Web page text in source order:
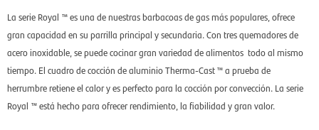
La serie Royal ™ es una de nuestras barbacoas de gas más populares, ofrece
gran capacidad en su parrilla principal y secundaria. Con tres quemadores de
acero inoxidable, se puede cocinar gran variedad de alimentos todo al mismo
tiempo. El cuadro de cocción de aluminio Therma-Cast ™ a prueba de
herrumbre retiene el calor y es perfecto para la cocción por convección. La serie
Royal ™ está hecho para ofrecer rendimiento, la fiabilidad y gran valor.